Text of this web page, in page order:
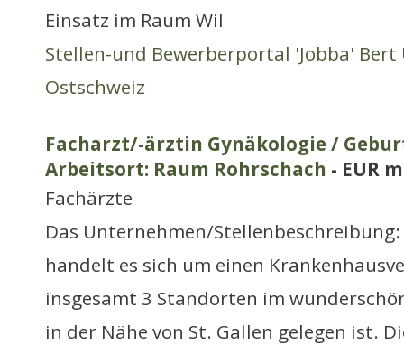
Einsatz im Raum Wil
Stellen-und Bewerberportal 'Jobba' Bert
Ostschweiz
Facharzt/-ärztin Gynäkologie /
Arbeitsort: Raum Rohrschach - EUR
Fachärzte
Das Unternehmen/
handelt es sich um einen
insgesamt 3 Standorten im
in der Nähe von St. Gallen gelegen ist.